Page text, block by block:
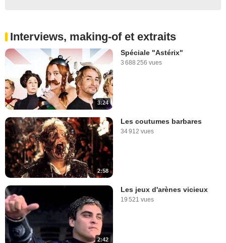
Interviews, making-of et extraits
3:24
Spéciale "Astérix"
3 688 256 vues
2:58
Les coutumes barbares
34 912 vues
2:42
Les jeux d'arènes vicieux
19 521 vues